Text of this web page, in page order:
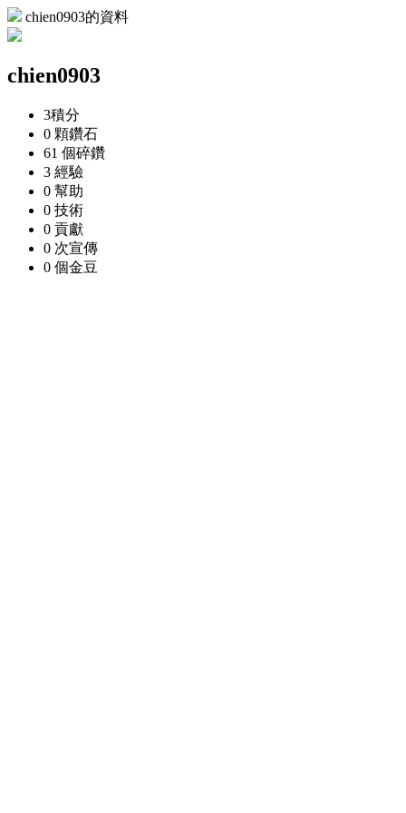
chien0903的資料
chien0903
3積分
0 顆鑽石
61 個碎鑽
3 經驗
0 幫助
0 技術
0 貢獻
0 次宣傳
0 個金豆